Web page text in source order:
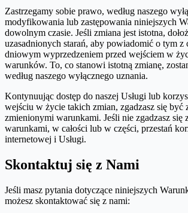
Zastrzegamy sobie prawo, według naszego
modyfikowania lub zastępowania niniejszych
dowolnym czasie. Jeśli zmiana jest istotna,
uzasadnionych starań, aby powiadomić o tym z
dniowym wyprzedzeniem przed wejściem w
warunków. To, co stanowi istotną zmianę,
według naszego wyłącznego uznania.
Kontynuując dostęp do naszej Usługi lub
wejściu w życie takich zmian, zgadzasz się być
zmienionymi warunkami. Jeśli nie zgadzasz się
warunkami, w całości lub w części, przestań
internetowej i Usługi.
Skontaktuj się z Nami
Jeśli masz pytania dotyczące niniejszych
możesz skontaktować się z nami: